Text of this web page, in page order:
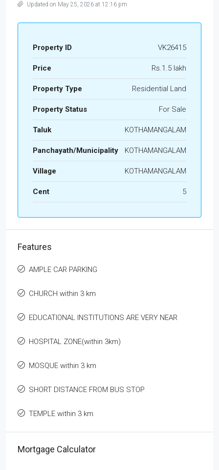
Updated on May 25, 2026 at 12:16 pm
Property ID VK26415
Price Rs.1.5 lakh
Property Type Residential Land
Property Status For Sale
Taluk KOTHAMANGALAM
Panchayath/Municipality KOTHAMANGALAM
Village KOTHAMANGALAM
Cent 5
Features
AMPLE CAR PARKING
CHURCH within 3 km
EDUCATIONAL INSTITUTIONS ARE VERY NEAR
HOSPITAL ZONE(within 3km)
MOSQUE within 3 km
SHORT DISTANCE FROM BUS STOP
TEMPLE within 3 km
Mortgage Calculator